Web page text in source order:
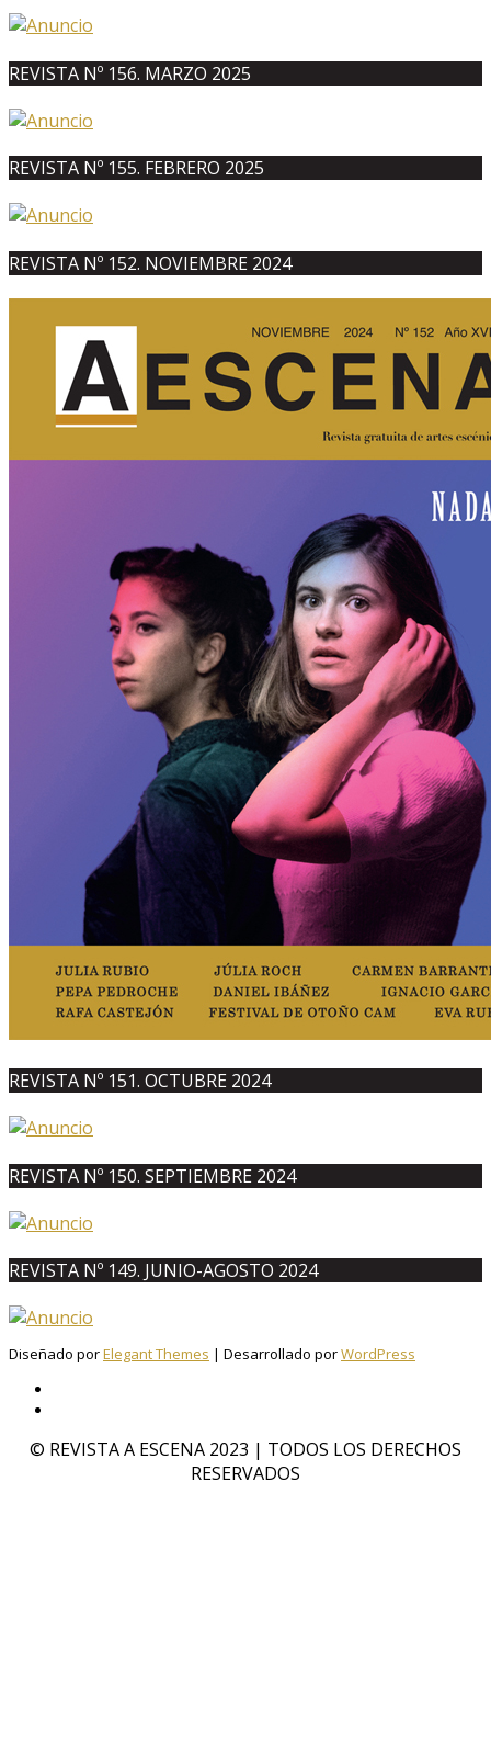
REVISTA Nº 156. MARZO 2025
REVISTA Nº 155. FEBRERO 2025
REVISTA Nº 152. NOVIEMBRE 2024
REVISTA Nº 151. OCTUBRE 2024
REVISTA Nº 150. SEPTIEMBRE 2024
REVISTA Nº 149. JUNIO-AGOSTO 2024
Diseñado porElegant Themes | Desarrollado porWordPress
© REVISTA A ESCENA 2023 | TODOS LOS DERECHOS
RESERVADOS